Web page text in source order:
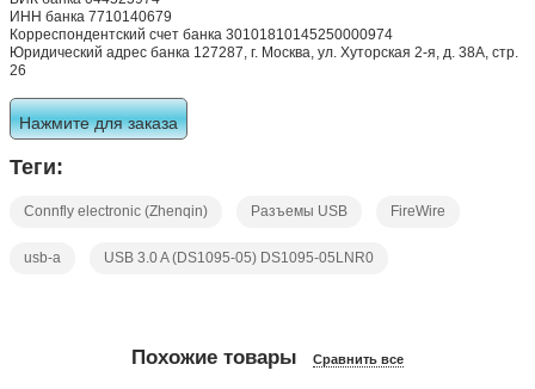
ИНН банка 7710140679
Корреспондентский счет банка 30101810145250000974
Юридический адрес банка 127287, г. Москва, ул. Хуторская 2-я, д. 38А, стр.
26
Нажмите для заказа
Теги:
Connfly electronic (Zhenqin) Разъемы USB FireWire
usb-a USB 3.0 A (DS1095-05) DS1095-05LNR0
Похожие товары Сравнить все